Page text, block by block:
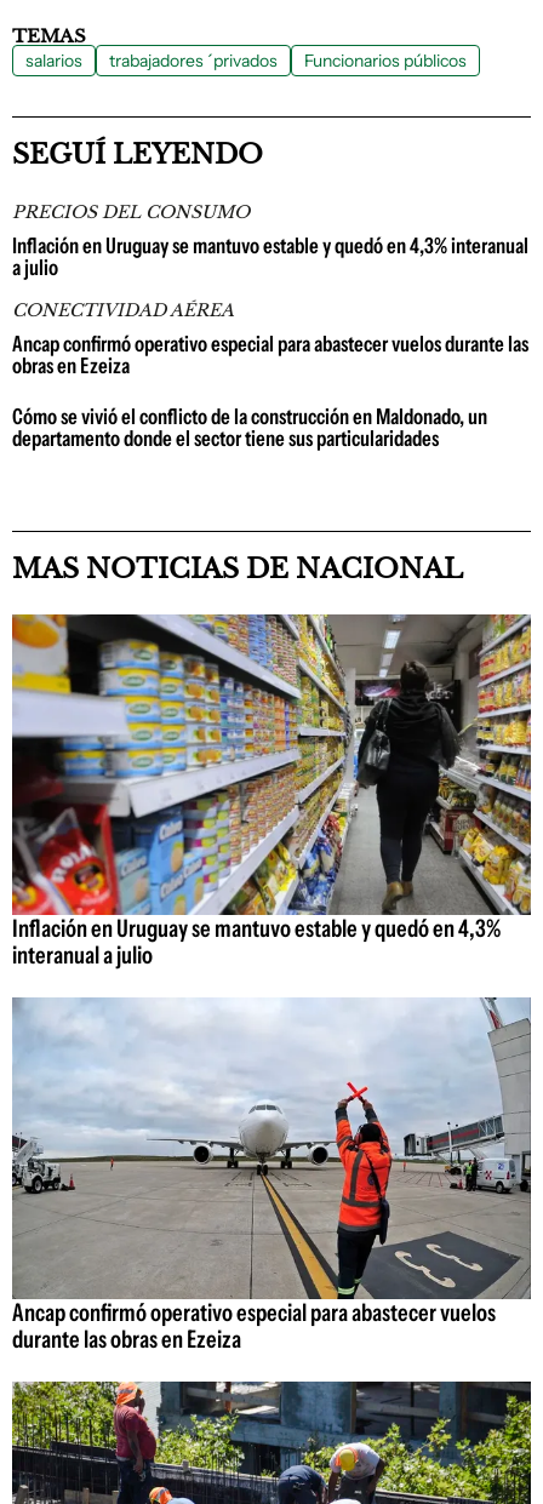
TEMAS
salarios trabajadores ´privados Funcionarios públicos
SEGUÍ LEYENDO
PRECIOS DEL CONSUMO
Inflación en Uruguay se mantuvo estable y quedó en 4,3% interanual
a julio
CONECTIVIDAD AÉREA
Ancap confirmó operativo especial para abastecer vuelos durante las
obras en Ezeiza
Cómo se vivió el conflicto de la construcción en Maldonado, un
departamento donde el sector tiene sus particularidades
MAS NOTICIAS DE NACIONAL
Inflación en Uruguay se mantuvo estable y quedó en 4,3%
interanual a julio
Ancap confirmó operativo especial para abastecer vuelos
durante las obras en Ezeiza